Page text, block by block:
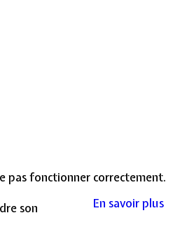
pas fonctionner correctement.
En savoir plus
son